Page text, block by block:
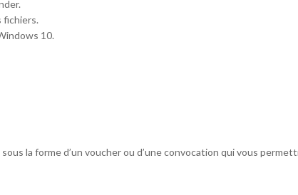
fichiers.
10.
la forme d’un voucher ou d’une convocation qui vous